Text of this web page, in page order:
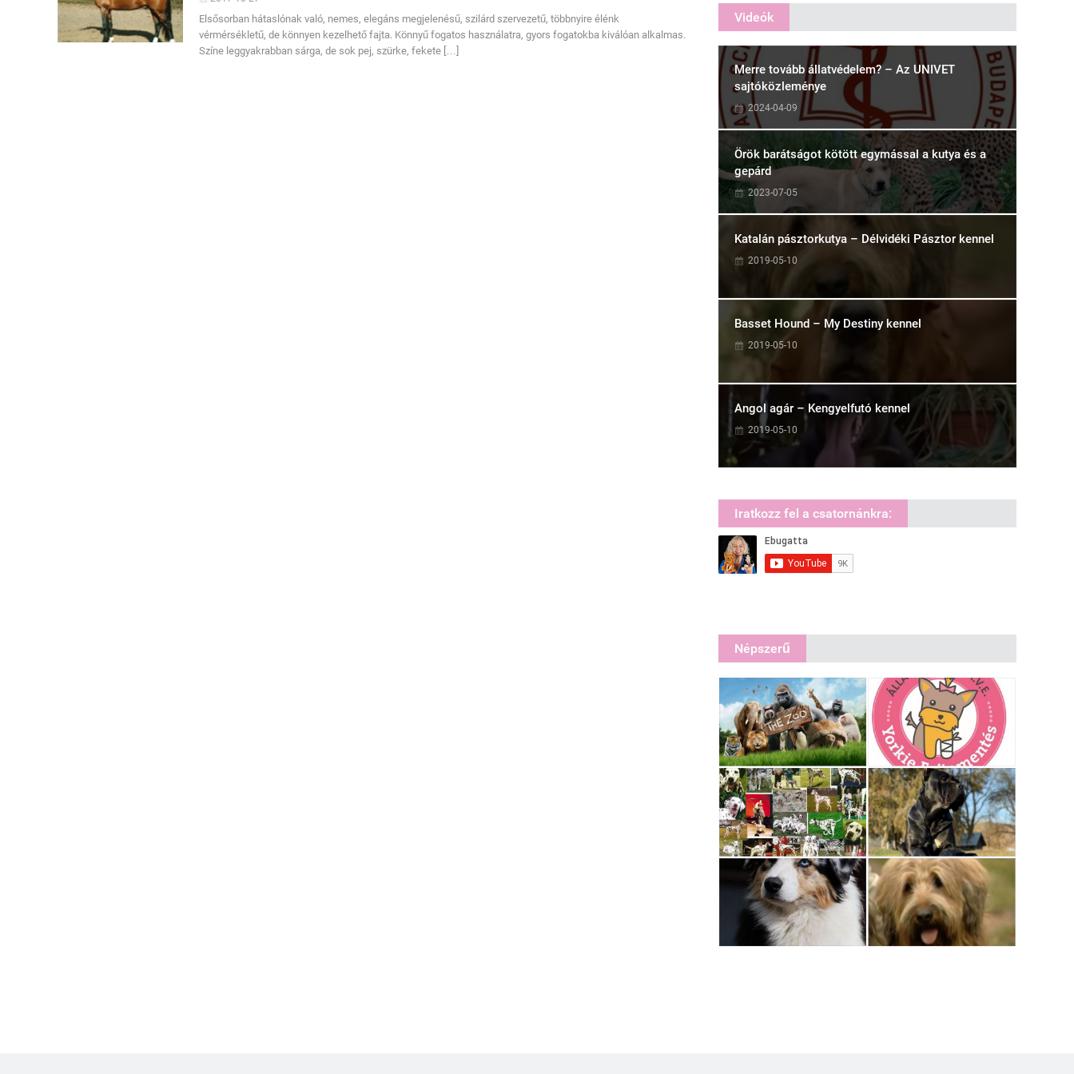
Elsősorban hátaslónak való, nemes, elegáns megjelenésű, szilárd szervezetű, többnyire élénk
vérmérsékletű, de könnyen kezelhető fajta. Könnyű fogatos használatra, gyors fogatokba kiválóan alkalmas.
Színe leggyakrabban sárga, de sok pej, szürke, fekete […]
Videók
Merre tovább állatvédelem? – Az UNIVET
sajtóközleménye
2024-04-09
Örök barátságot kötött egymással a kutya és a
gepárd
2023-07-05
Katalán pásztorkutya – Délvidéki Pásztor kennel
2019-05-10
Basset Hound – My Destiny kennel
2019-05-10
Angol agár – Kengyelfutó kennel
2019-05-10
Iratkozz fel a csatornánkra:
Népszerű